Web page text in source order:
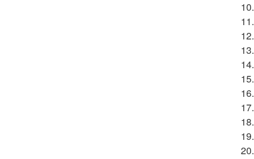
10.
11.
12.
13.
14.
15.
16.
17.
18.
19.
20.